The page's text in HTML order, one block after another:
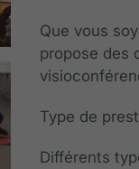
Que vous
propose des
Type de
Différents